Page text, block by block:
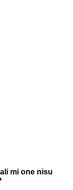
mi one nisu